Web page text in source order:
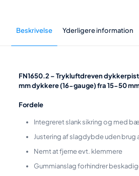
Beskrivelse Yderligere information
FN1650.2 – Trykluftdreven
mm dykkere (16-gauge) fra 15-50
Fordele
Integreret slank sikring og med
Justering af slagdybde uden
Nemt at fjerne evt. klemmere
Gummianslag forhindrer